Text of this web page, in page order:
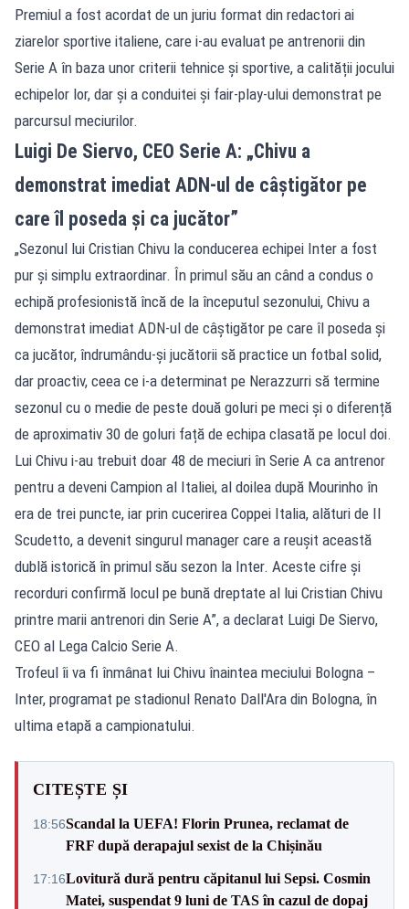
Premiul a fost acordat de un juriu format din redactori ai
ziarelor sportive italiene, care i-au evaluat pe antrenorii din
Serie A în baza unor criterii tehnice și sportive, a calității jocului
echipelor lor, dar și a conduitei și fair-play-ului demonstrat pe
parcursul meciurilor.
Luigi De Siervo, CEO Serie A: „Chivu a
demonstrat imediat ADN-ul de câștigător pe
care îl poseda și ca jucător”
„Sezonul lui Cristian Chivu la conducerea echipei Inter a fost
pur și simplu extraordinar. În primul său an când a condus o
echipă profesionistă încă de la începutul sezonului, Chivu a
demonstrat imediat ADN-ul de câștigător pe care îl poseda și
ca jucător, îndrumându-și jucătorii să practice un fotbal solid,
dar proactiv, ceea ce i-a determinat pe Nerazzurri să termine
sezonul cu o medie de peste două goluri pe meci și o diferență
de aproximativ 30 de goluri față de echipa clasată pe locul doi.
Lui Chivu i-au trebuit doar 48 de meciuri în Serie A ca antrenor
pentru a deveni Campion al Italiei, al doilea după Mourinho în
era de trei puncte, iar prin cucerirea Coppei Italia, alături de Il
Scudetto, a devenit singurul manager care a reușit această
dublă istorică în primul său sezon la Inter. Aceste cifre și
recorduri confirmă locul pe bună dreptate al lui Cristian Chivu
printre marii antrenori din Serie A”, a declarat Luigi De Siervo,
CEO al Lega Calcio Serie A.
Trofeul îi va fi înmânat lui Chivu înaintea meciului Bologna –
Inter, programat pe stadionul Renato Dall'Ara din Bologna, în
ultima etapă a campionatului.
CITEȘTE ȘI
18:56Scandal la UEFA! Florin Prunea, reclamat de
FRF după derapajul sexist de la Chișinău
17:16Lovitură dură pentru căpitanul lui Sepsi. Cosmin
Matei, suspendat 9 luni de TAS în cazul de dopaj